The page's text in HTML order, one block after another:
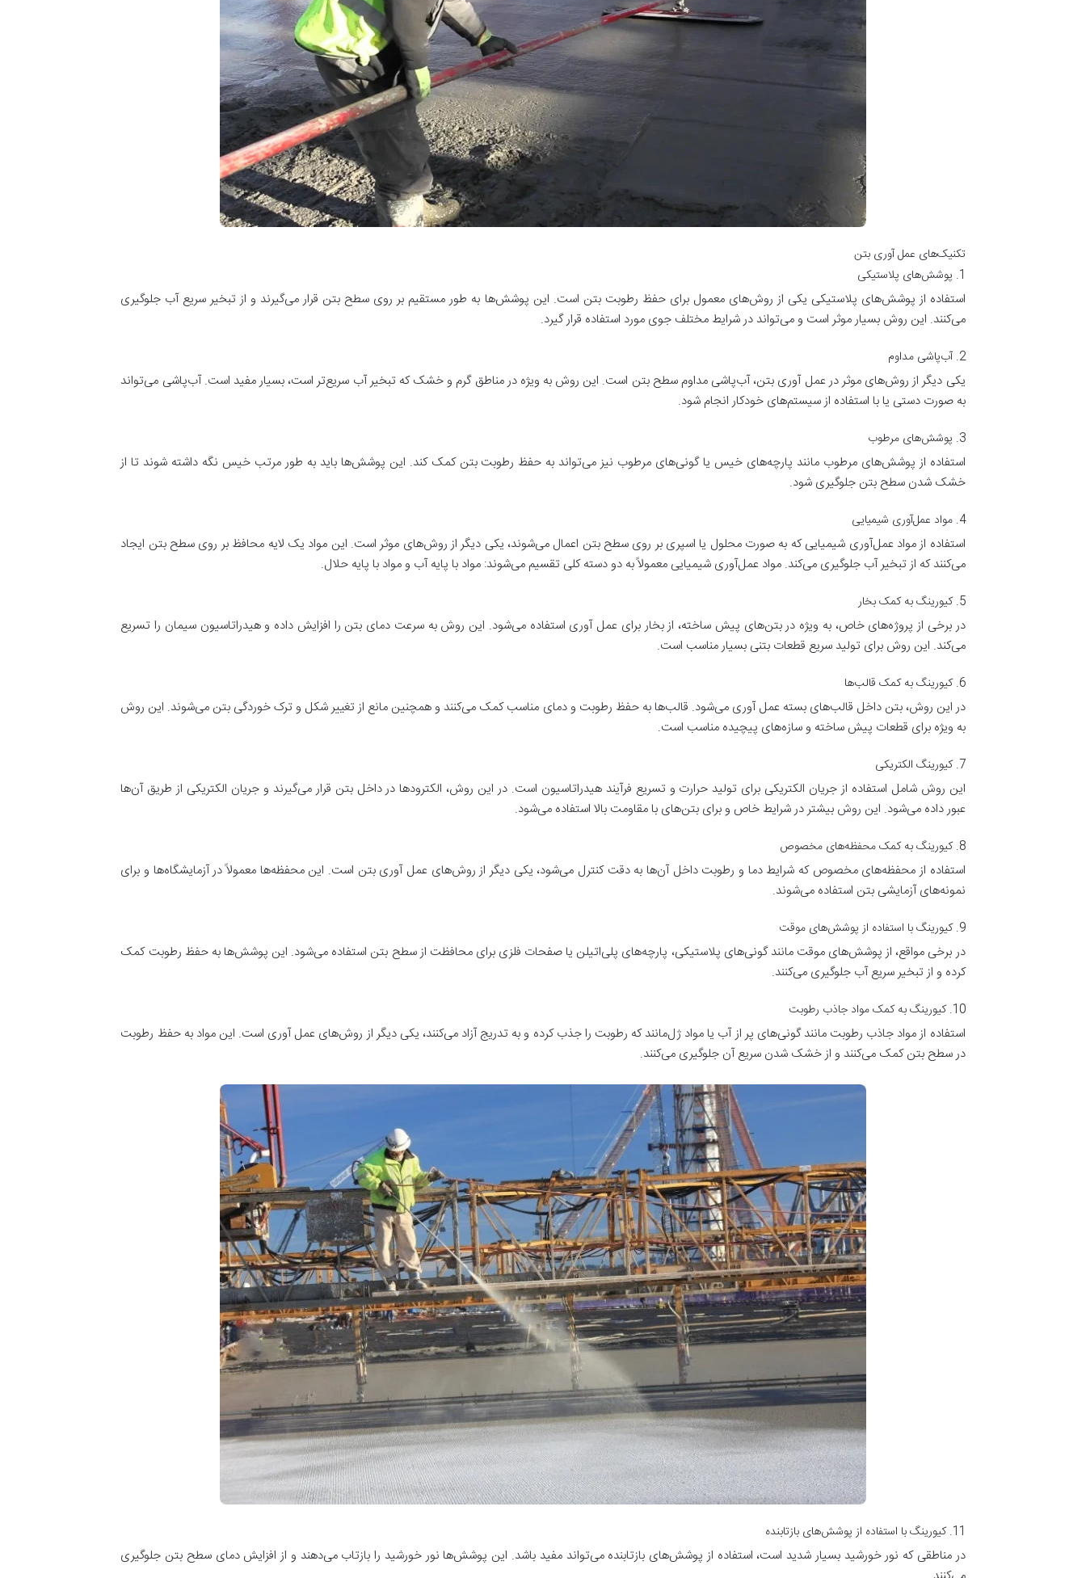
تکنیک‌های عمل آوری بتن
1. پوشش‌های پلاستیکی
استفاده از پوشش‌های پلاستیکی یکی از روش‌های معمول برای حفظ رطوبت بتن است. این پوشش‌ها به طور مستقیم بر روی سطح بتن قرار می‌گیرند و از تبخیر سریع آب جلوگیری
می‌کنند. این روش بسیار موثر است و می‌تواند در شرایط مختلف جوی مورد استفاده قرار گیرد.
2. آب‌پاشی مداوم
یکی دیگر از روش‌های موثر در عمل آوری بتن، آب‌پاشی مداوم سطح بتن است. این روش به ویژه در مناطق گرم و خشک که تبخیر آب سریع‌تر است، بسیار مفید است. آب‌پاشی می‌تواند
به صورت دستی یا با استفاده از سیستم‌های خودکار انجام شود.
3. پوشش‌های مرطوب
استفاده از پوشش‌های مرطوب مانند پارچه‌های خیس یا گونی‌های مرطوب نیز می‌تواند به حفظ رطوبت بتن کمک کند. این پوشش‌ها باید به طور مرتب خیس نگه داشته شوند تا از
خشک شدن سطح بتن جلوگیری شود.
4. مواد عمل‌آوری شیمیایی
استفاده از مواد عمل‌آوری شیمیایی که به صورت محلول یا اسپری بر روی سطح بتن اعمال می‌شوند، یکی دیگر از روش‌های موثر است. این مواد یک لایه محافظ بر روی سطح بتن ایجاد
می‌کنند که از تبخیر آب جلوگیری می‌کند. مواد عمل‌آوری شیمیایی معمولاً به دو دسته کلی تقسیم می‌شوند: مواد با پایه آب و مواد با پایه حلال.
5. کیورینگ به کمک بخار
در برخی از پروژه‌های خاص، به ویژه در بتن‌های پیش ساخته، از بخار برای عمل آوری استفاده می‌شود. این روش به سرعت دمای بتن را افزایش داده و هیدراتاسیون سیمان را تسریع
می‌کند. این روش برای تولید سریع قطعات بتنی بسیار مناسب است.
6. کیورینگ به کمک قالب‌ها
در این روش، بتن داخل قالب‌های بسته عمل آوری می‌شود. قالب‌ها به حفظ رطوبت و دمای مناسب کمک می‌کنند و همچنین مانع از تغییر شکل و ترک خوردگی بتن می‌شوند. این روش
به ویژه برای قطعات پیش ساخته و سازه‌های پیچیده مناسب است.
7. کیورینگ الکتریکی
این روش شامل استفاده از جریان الکتریکی برای تولید حرارت و تسریع فرآیند هیدراتاسیون است. در این روش، الکترودها در داخل بتن قرار می‌گیرند و جریان الکتریکی از طریق آن‌ها
عبور داده می‌شود. این روش بیشتر در شرایط خاص و برای بتن‌های با مقاومت بالا استفاده می‌شود.
8. کیورینگ به کمک محفظه‌های مخصوص
استفاده از محفظه‌های مخصوص که شرایط دما و رطوبت داخل آن‌ها به دقت کنترل می‌شود، یکی دیگر از روش‌های عمل آوری بتن است. این محفظه‌ها معمولاً در آزمایشگاه‌ها و برای
نمونه‌های آزمایشی بتن استفاده می‌شوند.
9. کیورینگ با استفاده از پوشش‌های موقت
در برخی مواقع، از پوشش‌های موقت مانند گونی‌های پلاستیکی، پارچه‌های پلی‌اتیلن یا صفحات فلزی برای محافظت از سطح بتن استفاده می‌شود. این پوشش‌ها به حفظ رطوبت کمک
کرده و از تبخیر سریع آب جلوگیری می‌کنند.
10. کیورینگ به کمک مواد جاذب رطوبت
استفاده از مواد جاذب رطوبت مانند گونی‌های پر از آب یا مواد ژل‌مانند که رطوبت را جذب کرده و به تدریج آزاد می‌کنند، یکی دیگر از روش‌های عمل آوری است. این مواد به حفظ رطوبت
در سطح بتن کمک می‌کنند و از خشک شدن سریع آن جلوگیری می‌کنند.
11. کیورینگ با استفاده از پوشش‌های بازتابنده
در مناطقی که نور خورشید بسیار شدید است، استفاده از پوشش‌های بازتابنده می‌تواند مفید باشد. این پوشش‌ها نور خورشید را بازتاب می‌دهند و از افزایش دمای سطح بتن جلوگیری